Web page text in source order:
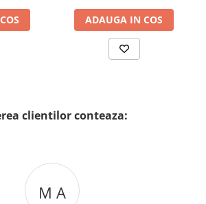
ADAUGA IN COS
clientilor conteaza:
M A